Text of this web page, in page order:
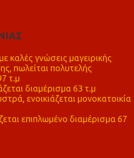
καλές γνώσεις μαγειρικής
πωλείται πολυτελής
τ.μ
διαμέρισμα 63 τ.μ
ενοικιάζεται μονοκατοικία
επιπλωμένο διαμέρισμα 67